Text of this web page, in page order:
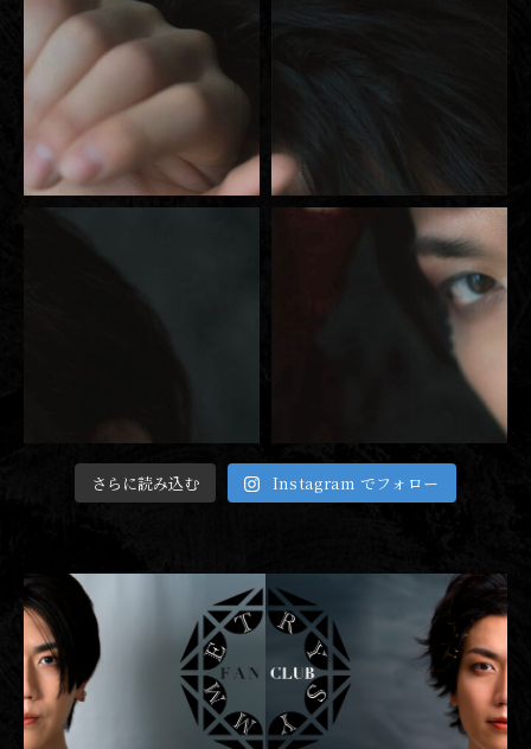
さらに読み込む Instagram でフォロー